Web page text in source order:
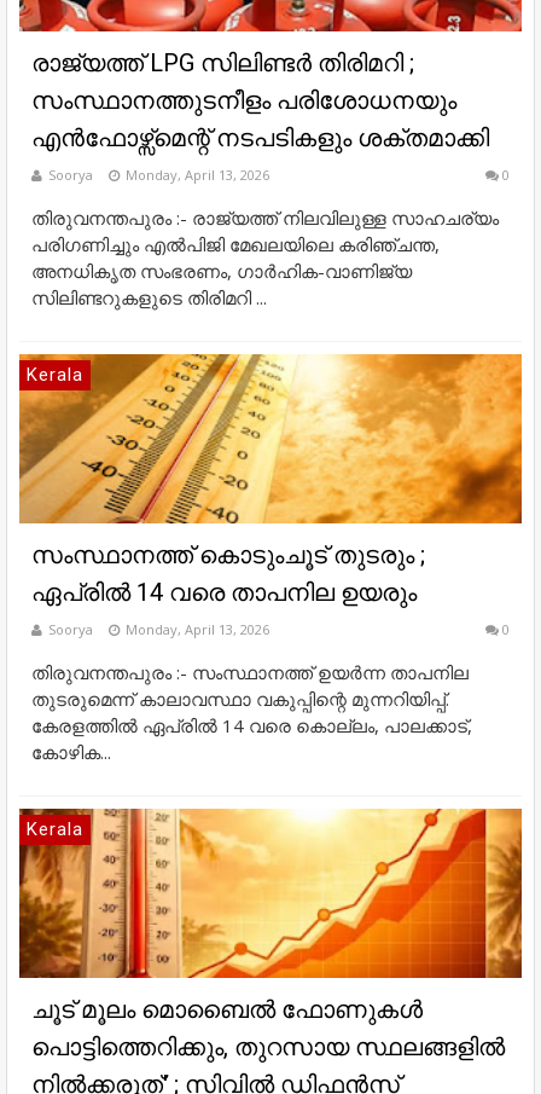
രാജ്യത്ത് LPG സിലിണ്ടർ തിരിമറി ;
സംസ്ഥാനത്തുടനീളം പരിശോധനയും
എൻഫോഴ്സ്മെന്റ് നടപടികളും ശക്തമാക്കി
Soorya Monday, April 13, 2026 0
തിരുവനന്തപുരം :- രാജ്യത്ത് നിലവിലുള്ള സാഹചര്യം
പരിഗണിച്ചും എൽപിജി മേഖലയിലെ കരിഞ്ചന്ത,
അനധികൃത സംഭരണം, ഗാർഹിക-വാണിജ്യ
സിലിണ്ടറുകളുടെ തിരിമറി ...
Kerala
സംസ്ഥാനത്ത് കൊടുംചൂട് തുടരും ;
ഏപ്രിൽ 14 വരെ താപനില ഉയരും
Soorya Monday, April 13, 2026 0
തിരുവനന്തപുരം :- സംസ്ഥാനത്ത് ഉയർന്ന താപനില
തുടരുമെന്ന് കാലാവസ്ഥാ വകുപ്പിന്റെ മുന്നറിയിപ്പ്.
കേരളത്തിൽ ഏപ്രിൽ 14 വരെ കൊല്ലം, പാലക്കാട്,
കോഴിക...
Kerala
ചൂട് മൂലം മൊബൈൽ ഫോണുകൾ
പൊട്ടിത്തെറിക്കും, തുറസായ സ്ഥലങ്ങളിൽ
നിൽക്കരുത്' ; സിവിൽ ഡിഫൻസ്